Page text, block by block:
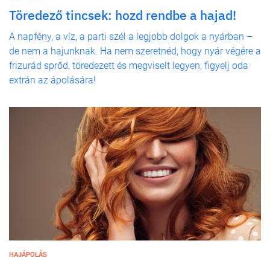
Töredező tincsek: hozd rendbe a hajad!
A napfény, a víz, a parti szél a legjobb dolgok a nyárban –
de nem a hajunknak. Ha nem szeretnéd, hogy nyár végére a
frizurád sprőd, töredezett és megviselt legyen, figyelj oda
extrán az ápolására!
HAJÁPOLÁS